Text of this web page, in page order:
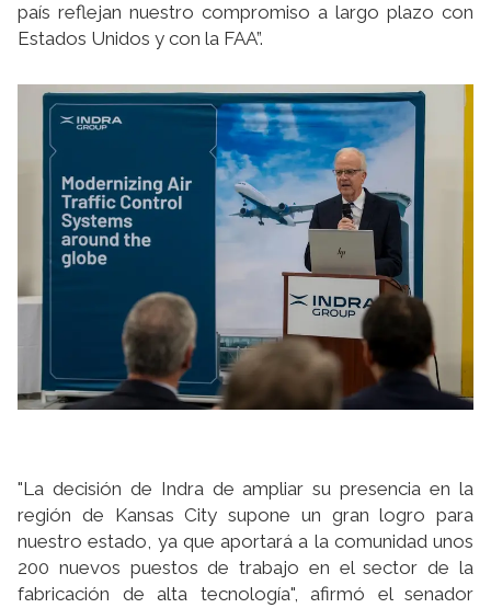
país reflejan nuestro compromiso a largo plazo con
Estados Unidos y con la FAA”.
"La decisión de Indra de ampliar su presencia en la
región de Kansas City supone un gran logro para
nuestro estado, ya que aportará a la comunidad unos
200 nuevos puestos de trabajo en el sector de la
fabricación de alta tecnología", afirmó el senador